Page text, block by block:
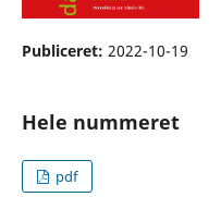
Publiceret: 2022-10-19
Hele nummeret
pdf